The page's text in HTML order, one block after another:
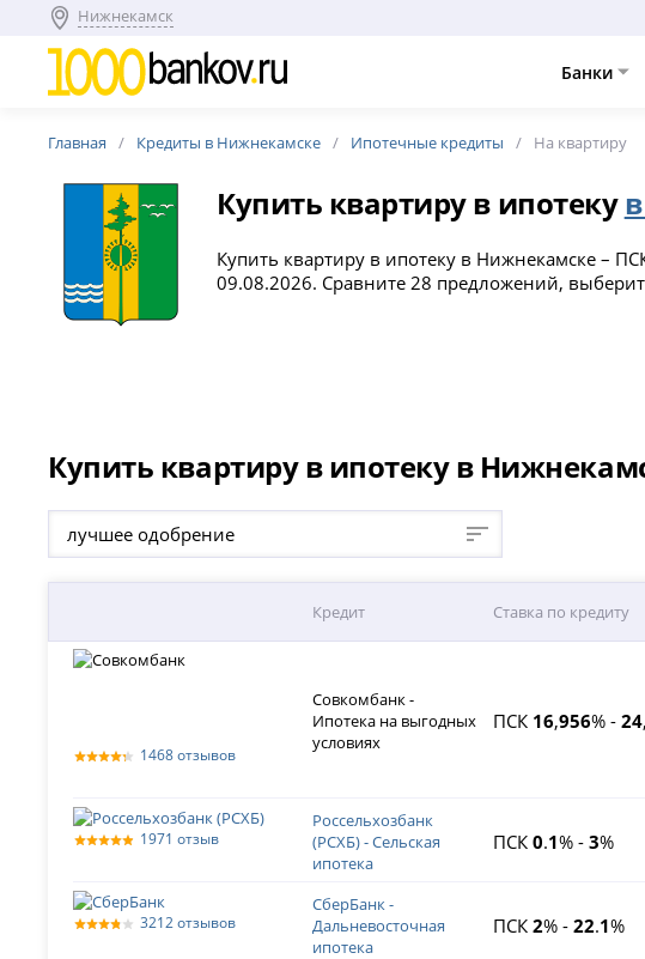
Нижнекамск
Банки
Главная Кредиты в Нижнекамске Ипотечные кредиты На квартиру
Купить квартиру в ипотеку
Купить квартиру в ипотеку в Нижнекамске –
09.08.2026. Сравните 28 предложений,
Купить квартиру в ипотеку в
лучшее одобрение
Кредит Ставка по кредиту
1468 отзывов
Совкомбанк -
Ипотека на выгодных
условиях
ПСК 16,956% - 24,
1971 отзыв
Россельхозбанк
(РСХБ) - Сельская
ипотека
ПСК 0.1% - 3%
3212 отзывов
СберБанк -
Дальневосточная
ипотека
ПСК 2% - 22.1%